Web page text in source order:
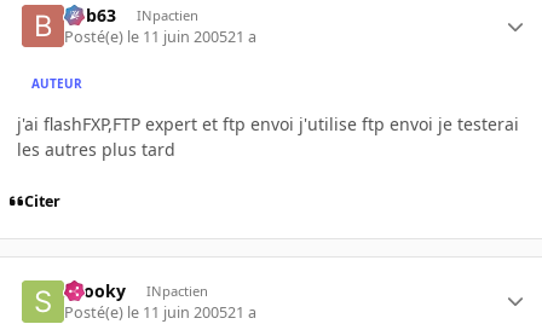
bob63 INpactien
Posté(e) le 11 juin 200521 a
AUTEUR
j'ai flashFXP,FTP expert et ftp envoi j'utilise ftp envoi je testerai
les autres plus tard
Citer
snooky INpactien
Posté(e) le 11 juin 200521 a